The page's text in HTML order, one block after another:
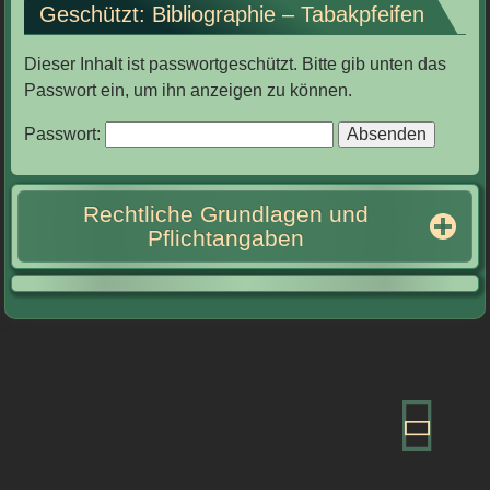
Geschützt: Bibliographie – Tabakpfeifen
Dieser Inhalt ist passwortgeschützt. Bitte gib unten das
Passwort ein, um ihn anzeigen zu können.
Passwort:
Rechtliche Grundlagen und
Pflichtangaben